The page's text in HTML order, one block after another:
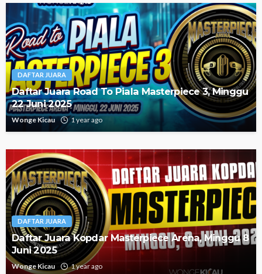
DAFTAR JUARA
Daftar Juara Road To Piala Masterpiece 3, Minggu
22 Juni 2025
Wonge Kicau 1 year ago
DAFTAR JUARA
Daftar Juara Kopdar Masterpiece Arena, Minggu 8
Juni 2025
Wonge Kicau 1 year ago